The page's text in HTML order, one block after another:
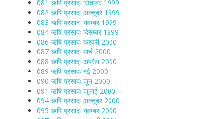
081 ऋषि प्रसादः सितम्बर 1999
082 ऋषि प्रसादः अक्तूबर 1999
083 ऋषि प्रसादः नवम्बर 1999
084 ऋषि प्रसादः दिसम्बर 1999
086 ऋषि प्रसादः फरवरी 2000
087 ऋषि प्रसादः मार्च 2000
088 ऋषि प्रसादः अप्रैल 2000
089 ऋषि प्रसादः मई 2000
090 ऋषि प्रसादः जून 2000
091 ऋषि प्रसादः जुलाई 2000
094 ऋषि प्रसादः अक्तूबर 2000
095 ऋषि प्रसादः नवम्बर 2000